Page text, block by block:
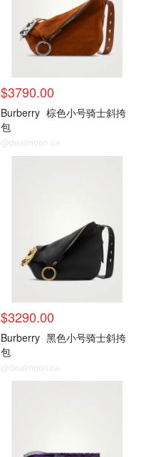
$3790.00
Burberry 棕色小号骑士斜挎
包
@dealmoon.ca
$3290.00
Burberry 黑色小号骑士斜挎
包
@dealmoon.ca